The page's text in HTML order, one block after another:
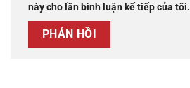
này cho lần bình luận kế tiếp của tôi.